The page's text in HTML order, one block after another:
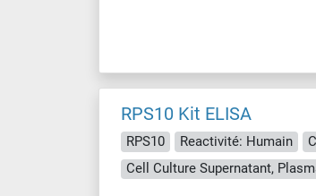
RPS10 Kit ELISA
RPS10 Reactivité: Humain
Cell Culture Supernatant,